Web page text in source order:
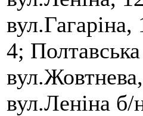
4;
вул.Леніна